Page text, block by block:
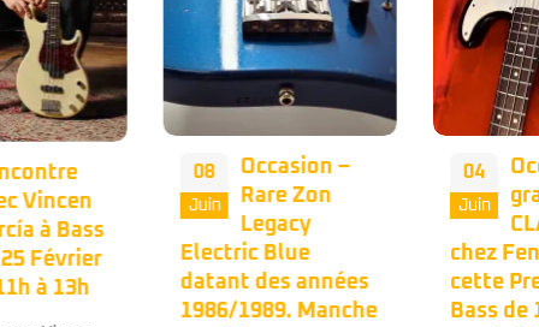
08
Juin
Occasion –
Rare Zon
Legacy
Electric Blue
datant des années
1986/1989. Manche
04
Juin
Occasion – Le
CLASSICO de
chez Fender avec
cette Precision
Bass de 1998 dans